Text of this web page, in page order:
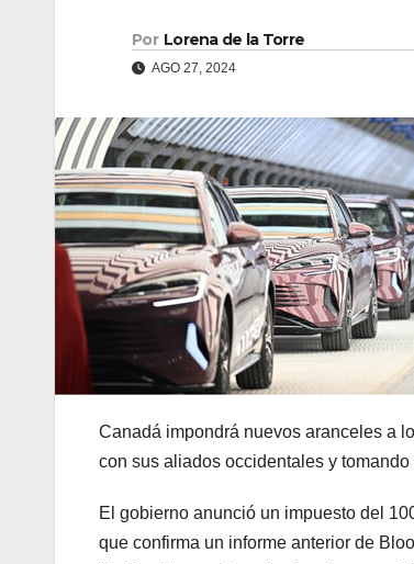
Por Lorena de la Torre
AGO 27, 2024
Canadá impondrá nuevos aranceles a
con sus aliados occidentales y
El gobierno anunció un impuesto del
que confirma un informe anterior de